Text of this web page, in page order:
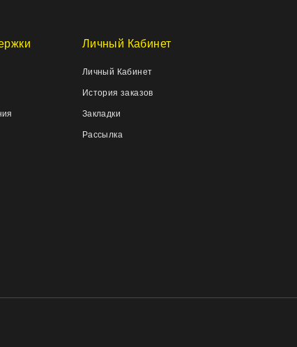
Личный Кабинет
Личный Кабинет
История заказов
Закладки
Рассылка